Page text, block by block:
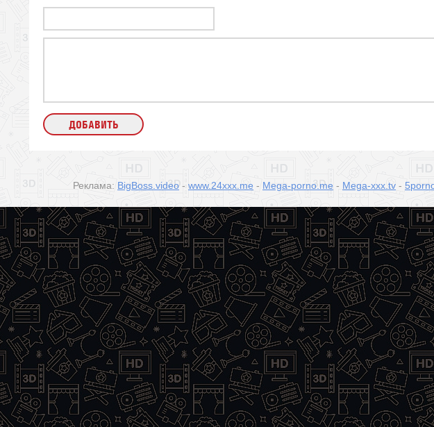
Реклама: BigBoss.video - www.24xxx.me - Mega-porno.me - Mega-xxx.tv -